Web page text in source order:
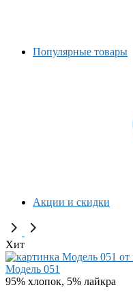
Популярные товары
Акции и скидки
Хит
Модель 051
95% хлопок, 5% лайкра